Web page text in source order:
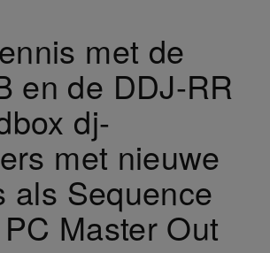
met de
en de DDJ-RR
dj-
met nieuwe
als Sequence
Master Out